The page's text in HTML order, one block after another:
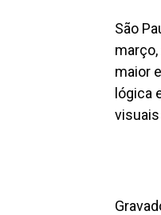
São
maior
lógica